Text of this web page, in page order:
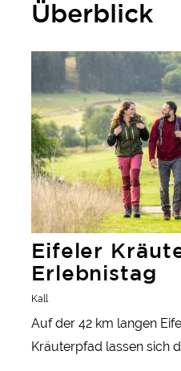
Überblick
Eifeler
Erlebnistag
Kall
Auf der 42 km langen
Kräuterpfad lassen sich
Eifeler Kräuterpfad plus